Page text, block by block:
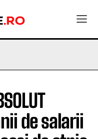
de salarii